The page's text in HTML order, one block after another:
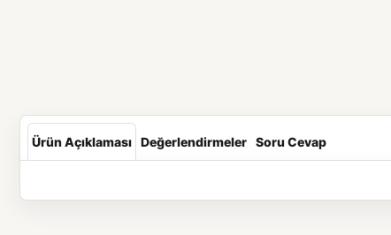
Ürün Açıklaması Değerlendirmeler Soru Cevap